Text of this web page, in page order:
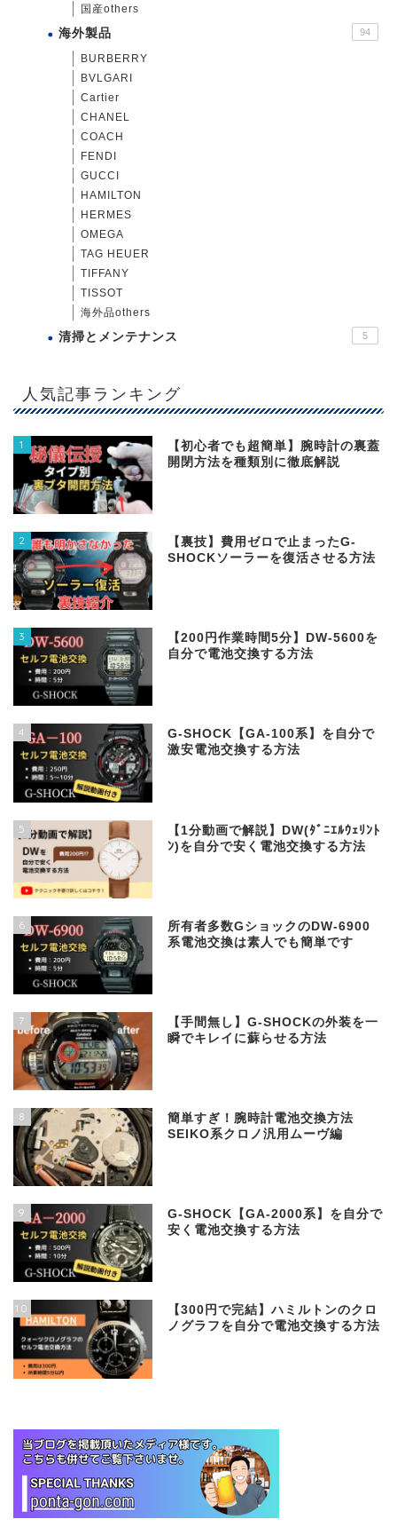
国産others
海外製品 94
BURBERRY
BVLGARI
Cartier
CHANEL
COACH
FENDI
GUCCI
HAMILTON
HERMES
OMEGA
TAG HEUER
TIFFANY
TISSOT
海外品others
清掃とメンテナンス 5
人気記事ランキング
1
【初心者でも超簡単】腕時計の裏蓋
開閉方法を種類別に徹底解説
2
【裏技】費用ゼロで止まったG-
SHOCKソーラーを復活させる方法
3
【200円作業時間5分】DW‐5600を
自分で電池交換する方法
4
G-SHOCK【GA-100系】を自分で
激安電池交換する方法
5
【1分動画で解説】DW(ﾀﾞﾆｴﾙｳｪﾘﾝﾄ
ﾝ)を自分で安く電池交換する方法
6
所有者多数GショックのDW-6900
系電池交換は素人でも簡単です
7
【手間無し】G-SHOCKの外装を一
瞬でキレイに蘇らせる方法
8
簡単すぎ！腕時計電池交換方法
SEIKO系クロノ汎用ムーヴ編
9
G-SHOCK【GA-2000系】を自分で
安く電池交換する方法
10
【300円で完結】ハミルトンのクロ
ノグラフを自分で電池交換する方法